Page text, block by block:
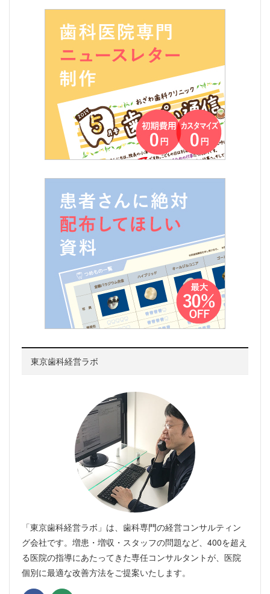
東京歯科経営ラボ
「東京歯科経営ラボ」は、歯科専門の経営コンサルティン
グ会社です。増患・増収・スタッフの問題など、400を超え
る医院の指導にあたってきた専任コンサルタントが、医院
個別に最適な改善方法をご提案いたします。